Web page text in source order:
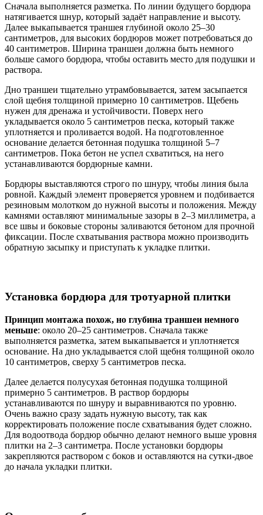
Сначала выполняется разметка. По линии будущего бордюра
натягивается шнур, который задаёт направление и высоту.
Далее выкапывается траншея глубиной около 25–30
сантиметров, для высоких бордюров может потребоваться до
40 сантиметров. Ширина траншеи должна быть немного
больше самого бордюра, чтобы оставить место для подушки и
раствора.
Дно траншеи тщательно утрамбовывается, затем засыпается
слой щебня толщиной примерно 10 сантиметров. Щебень
нужен для дренажа и устойчивости. Поверх него
укладывается около 5 сантиметров песка, который также
уплотняется и проливается водой. На подготовленное
основание делается бетонная подушка толщиной 5–7
сантиметров. Пока бетон не успел схватиться, на него
устанавливаются бордюрные камни.
Бордюры выставляются строго по шнуру, чтобы линия была
ровной. Каждый элемент проверяется уровнем и подбивается
резиновым молотком до нужной высоты и положения. Между
камнями оставляют минимальные зазоры в 2–3 миллиметра, а
все швы и боковые стороны заливаются бетоном для прочной
фиксации. После схватывания раствора можно производить
обратную засыпку и приступать к укладке плитки.
Установка бордюра для тротуарной плитки
Принцип монтажа похож, но глубина траншеи немного
меньше: около 20–25 сантиметров. Сначала также
выполняется разметка, затем выкапывается и уплотняется
основание. На дно укладывается слой щебня толщиной около
10 сантиметров, сверху 5 сантиметров песка.
Далее делается полусухая бетонная подушка толщиной
примерно 5 сантиметров. В раствор бордюры
устанавливаются по шнуру и выравниваются по уровню.
Очень важно сразу задать нужную высоту, так как
корректировать положение после схватывания будет сложно.
Для водоотвода бордюр обычно делают немного выше уровня
плитки на 2–3 сантиметра. После установки бордюры
закрепляются раствором с боков и оставляются на сутки-двое
до начала укладки плитки.